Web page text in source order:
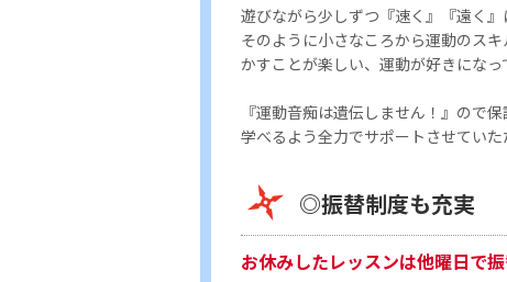
遊びながら少しずつ『速く』『遠く』
そのように小さなころから運動のス
かすことが楽しい、運動が好きになっ
『運動音痴は遺伝しません！』ので
学べるよう全力でサポートさせていた
◎振替制度も充実
お休みしたレッスンは他曜日で